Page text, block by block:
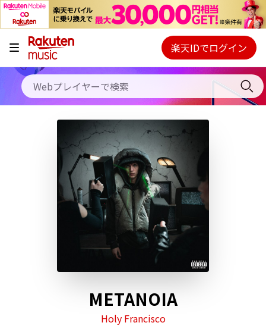
キャンペーン
料金プラン
使い方
初回30日間無料お試し
Webプレイヤー
ご契約内容の確認・変更
楽天IDでログイン
METANOIA
Holy Francisco